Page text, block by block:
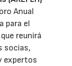
Anual
para el
reunirá
socias,
expertos